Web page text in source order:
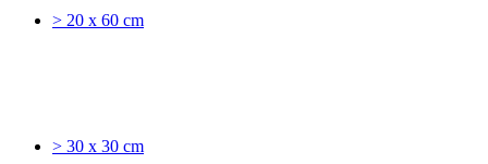
> 20 x 60 cm
> 30 x 30 cm